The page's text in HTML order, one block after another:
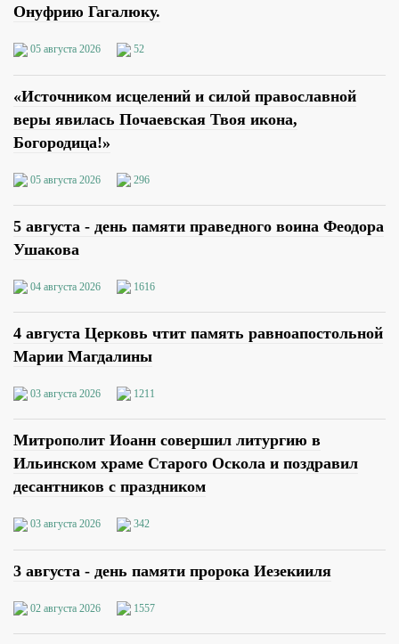
Онуфрию Гагалюку.
05 августа 2026 52
«Источником исцелений и силой православной
веры явилась Почаевская Твоя икона,
Богородица!»
05 августа 2026 296
5 августа - день памяти праведного воина Феодора
Ушакова
04 августа 2026 1616
4 августа Церковь чтит память равноапостольной
Марии Магдалины
03 августа 2026 1211
Митрополит Иоанн совершил литургию в
Ильинском храме Старого Оскола и поздравил
десантников с праздником
03 августа 2026 342
3 августа - день памяти пророка Иезекииля
02 августа 2026 1557